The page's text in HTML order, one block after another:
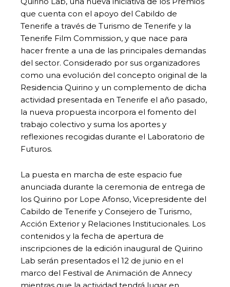
que cuenta con el apoyo del Cabildo de
Tenerife a través de Turismo de Tenerife y la
Tenerife Film Commission, y que nace para
hacer frente a una de las principales demandas
del sector. Considerado por sus organizadores
como una evolución del concepto original de la
Residencia Quirino y un complemento de dicha
actividad presentada en Tenerife el año pasado,
la nueva propuesta incorpora el fomento del
trabajo colectivo y suma los aportes y
reflexiones recogidas durante el Laboratorio de
Futuros.
La puesta en marcha de este espacio fue
anunciada durante la ceremonia de entrega de
los Quirino por Lope Afonso, Vicepresidente del
Cabildo de Tenerife y Consejero de Turismo,
Acción Exterior y Relaciones Institucionales. Los
contenidos y la fecha de apertura de
inscripciones de la edición inaugural de Quirino
Lab serán presentados el 12 de junio en el
marco del Festival de Animación de Annecy